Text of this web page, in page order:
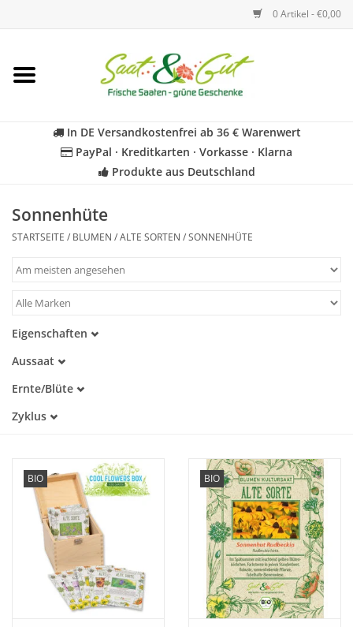
0 Artikel - €0,00
Startseite
Kräuter
Für Kinder
Geschenkideen
Katalog
In DE Versandkostenfrei ab 36 € Warenwert
PayPal · Kreditkarten · Vorkasse · Klarna
Produkte aus Deutschland
Sonnenhüte
STARTSEITE / BLUMEN /ALTE SORTEN /SONNENHÜTE
Eigenschaften
Alte Sorte
Warmkeimer
Lichtkeimer
Aussaat
März
April
September
Oktober
November
Dezember
Ernte/Blüte
April
Juli
August
September
Oktober
Zyklus
BIO BIO